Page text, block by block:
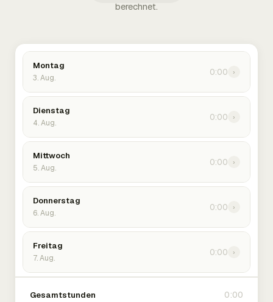
berechnet.
Montag
3. Aug.
0:00 ›
Dienstag
4. Aug.
0:00 ›
Mittwoch
5. Aug.
0:00 ›
Donnerstag
6. Aug.
0:00 ›
Freitag
7. Aug.
0:00 ›
Gesamtstunden 0:00